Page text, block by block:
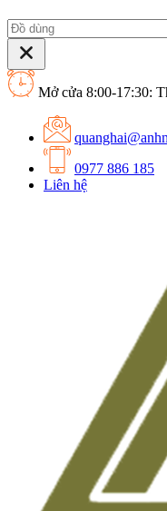
Mở cửa 8:00-17:30:
0977 886 185
Liên hệ